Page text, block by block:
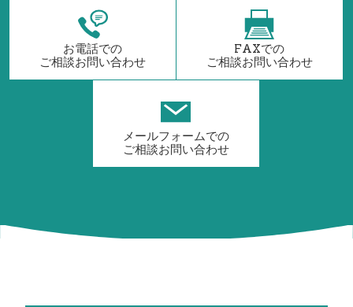
お電話での
ご相談お問い合わせ
FAXでの
ご相談お問い合わせ
メールフォームでの
ご相談お問い合わせ